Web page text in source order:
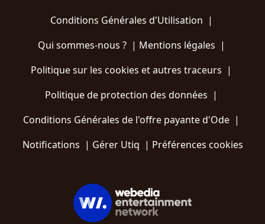
Conditions Générales d'Utilisation |
Qui sommes-nous ?| Mentions légales |
Politique sur les cookies et autres traceurs |
Politique de protection des données |
Conditions Générales de l'offre payante d'Ode |
Notifications | Gérer Utiq | Préférences cookies